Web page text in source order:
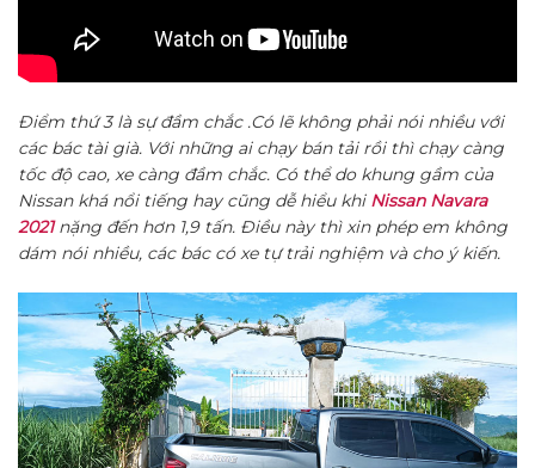
Điểm thứ 3 là sự đầm chắc .Có lẽ không phải nói nhiều với
các bác tài già. Với những ai chạy bán tải rồi thì chạy càng
tốc độ cao, xe càng đầm chắc. Có thể do khung gầm của
Nissan khá nổi tiếng hay cũng dễ hiểu khi Nissan Navara
2021nặng đến hơn 1,9 tấn. Điều này thì xin phép em không
dám nói nhiều, các bác có xe tự trải nghiệm và cho ý kiến.